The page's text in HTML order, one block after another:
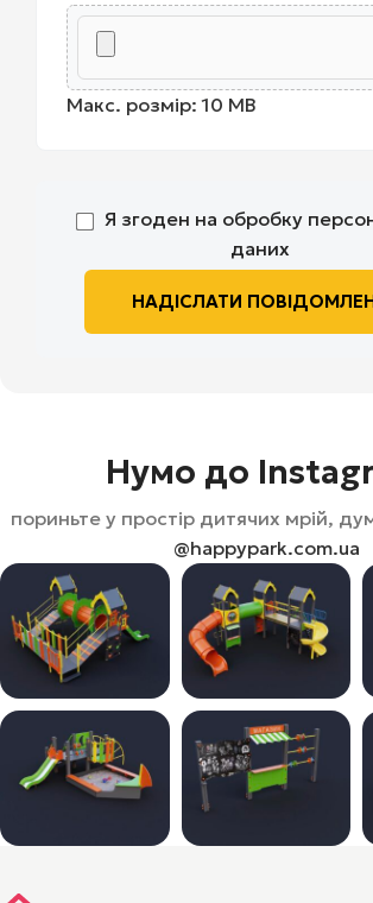
Макс. розмір: 10 MB
Я згоден на обробку
даних
Нумо до
пориньте у простір дитячих мрій,
@happypark.com.ua